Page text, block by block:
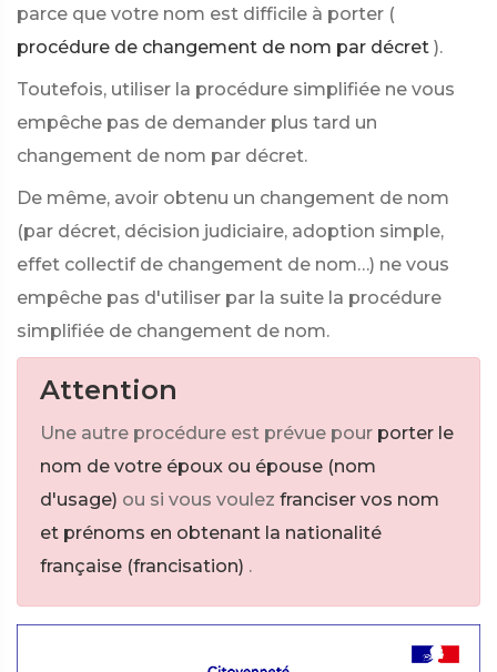
parce que votre nom est difficile à porter (
procédure de changement de nom par décret ).
Toutefois, utiliser la procédure simplifiée ne vous
empêche pas de demander plus tard un
changement de nom par décret.
De même, avoir obtenu un changement de nom
(par décret, décision judiciaire, adoption simple,
effet collectif de changement de nom…) ne vous
empêche pas d'utiliser par la suite la procédure
simplifiée de changement de nom.
Attention
Une autre procédure est prévue pour porter le
nom de votre époux ou épouse (nom
d'usage) ou si vous voulez franciser vos nom
et prénoms en obtenant la nationalité
française (francisation) .